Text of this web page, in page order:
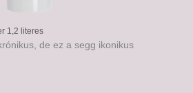
1,2 literes
de ez a segg ikonikus